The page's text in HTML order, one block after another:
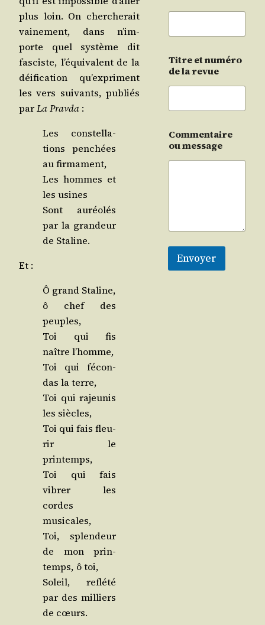
plus loin. On cher­che­rait
vai­ne­ment, dans n’im­
porte quel sys­tème dit
fas­ciste, l’é­qui­valent de la
déi­fi­ca­tion qu’ex­priment
les vers sui­vants, publiés
parLa Prav­da :
Les constel­la­
tions pen­chées
au firmament,
Les hommes et
les usines
Sont auréo­lés
par la gran­deur
de Staline.
Et :
Ô grand Sta­line,
ô chef des
peuples,
Toi qui fis
naître l’homme,
Toi qui fécon­
das la terre,
Toi qui rajeu­nis
les siècles,
Toi qui fais fleu­
rir le
printemps,
Toi qui fais
vibrer les
cordes
musicales,
Toi, splen­deur
de mon prin­
temps, ô toi,
Soleil, reflé­té
par des mil­liers
de cœurs.
Titre et numéro
de la revue
Commentaire
ou message
Envoyer